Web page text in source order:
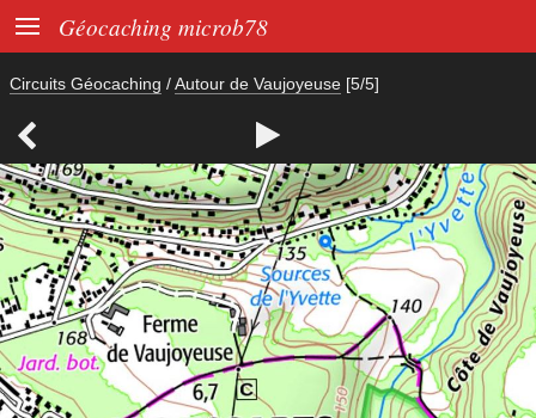
 Géocaching microb78
Circuits Géocaching /Autour de Vaujoyeuse [5/5]
 